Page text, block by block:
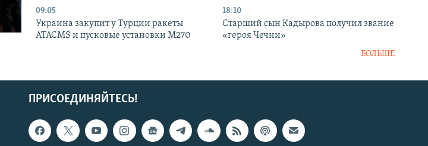
09:05
Украина закупит у Турции ракеты
ATACMS и пусковые установки M270
18:10
Старший сын Кадырова получил звание
«героя Чечни»
БОЛЬШЕ
ПРИСОЕДИНЯЙТЕСЬ!